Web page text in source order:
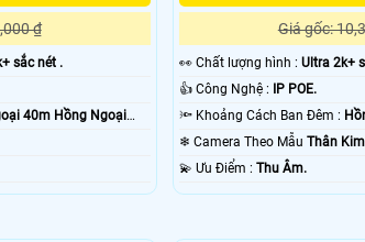
₫
sắc nét .
40m Hồng Ngoại
Giá gốc:
️👀 Chất lượng hình :Ultra 2k+
👍 Công Nghệ : IP POE.
🔦 Khoảng Cách Ban Đêm :
❄ Camera Theo MẫuThân
️💫 Ưu Điểm :Thu Âm.